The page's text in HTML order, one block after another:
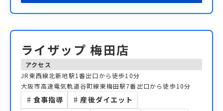
ライザップ 梅田店
アクセス
JR東西線北新地駅1番出口から徒歩10分
大阪市高速電気軌道谷町線東梅田駅7番出口から徒歩10分
♯ 食事指導 ♯ 産後ダイエット